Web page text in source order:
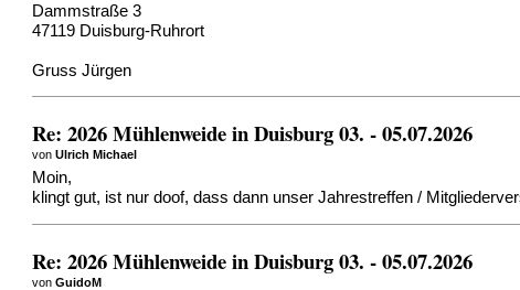
Dammstraße 3
47119 Duisburg-Ruhrort
Gruss Jürgen
Re: 2026 Mühlenweide in Duisburg 03. - 05.07.2026
vonUlrich Michael
Moin,
klingt gut, ist nur doof, dass dann unser Jahrestreffen /
Re: 2026 Mühlenweide in Duisburg 03. - 05.07.2026
vonGuidoM